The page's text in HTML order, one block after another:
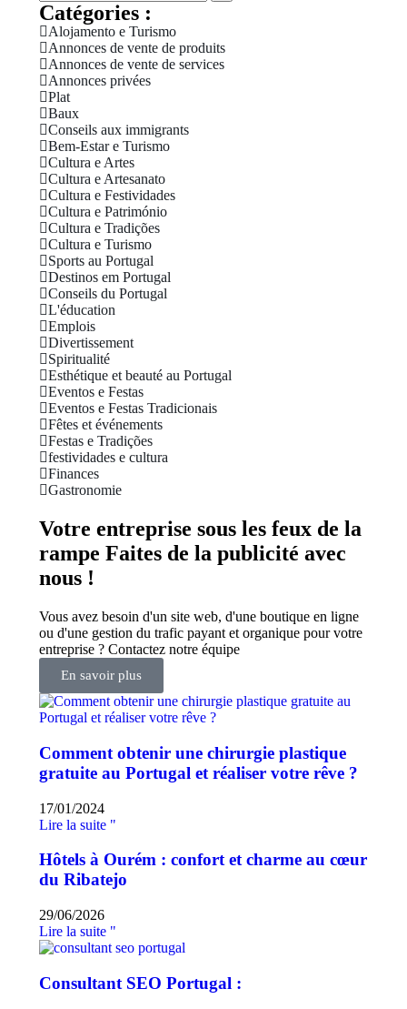
Catégories :
Alojamento e Turismo
Annonces de vente de produits
Annonces de vente de services
Annonces privées
Plat
Baux
Conseils aux immigrants
Bem-Estar e Turismo
Cultura e Artes
Cultura e Artesanato
Cultura e Festividades
Cultura e Património
Cultura e Tradições
Cultura e Turismo
Sports au Portugal
Destinos em Portugal
Conseils du Portugal
L'éducation
Emplois
Divertissement
Spiritualité
Esthétique et beauté au Portugal
Eventos e Festas
Eventos e Festas Tradicionais
Fêtes et événements
Festas e Tradições
festividades e cultura
Finances
Gastronomie
Votre entreprise sous les feux de la
rampe Faites de la publicité avec
nous !
Vous avez besoin d'un site web, d'une boutique en ligne
ou d'une gestion du trafic payant et organique pour votre
entreprise ? Contactez notre équipe
En savoir plus
Comment obtenir une chirurgie plastique
gratuite au Portugal et réaliser votre rêve ?
17/01/2024
Lire la suite "
Hôtels à Ourém : confort et charme au cœur
du Ribatejo
29/06/2026
Lire la suite "
Consultant SEO Portugal :